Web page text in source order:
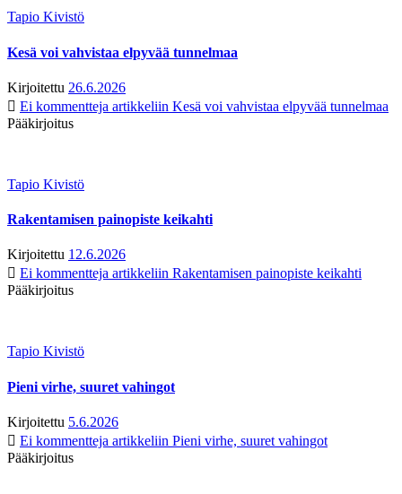
Tapio Kivistö
Kesä voi vahvistaa elpyvää tunnelmaa
Kirjoitettu 26.6.2026
Ei kommentteja artikkeliin Kesä voi vahvistaa elpyvää tunnelmaa
Pääkirjoitus
Tapio Kivistö
Rakentamisen painopiste keikahti
Kirjoitettu 12.6.2026
Ei kommentteja artikkeliin Rakentamisen painopiste keikahti
Pääkirjoitus
Tapio Kivistö
Pieni virhe, suuret vahingot
Kirjoitettu 5.6.2026
Ei kommentteja artikkeliin Pieni virhe, suuret vahingot
Pääkirjoitus